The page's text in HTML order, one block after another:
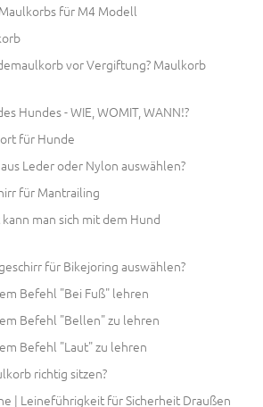
für M4 Modell
vor Vergiftung? Maulkorb
Hundes - WIE, WOMIT, WANN!?
für Hunde
Leder oder Nylon auswählen?
für Mantrailing
man sich mit dem Hund
für Bikejoring auswählen?
Befehl "Bei Fuß" lehren
Befehl "Bellen" zu lehren
Befehl "Laut" zu lehren
richtig sitzen?
| Leineführigkeit für Sicherheit Draußen